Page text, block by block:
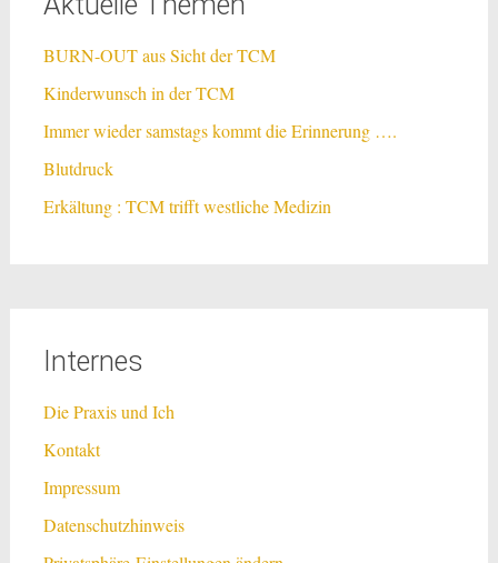
BURN-OUT aus Sicht der TCM
Kinderwunsch in der TCM
Immer wieder samstags kommt die Erinnerung ….
Blutdruck
Erkältung : TCM trifft westliche Medizin
Internes
Die Praxis und Ich
Kontakt
Impressum
Datenschutzhinweis